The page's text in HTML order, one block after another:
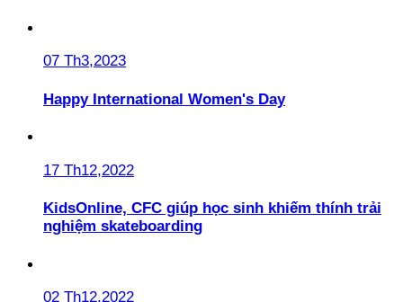
07 Th3,2023
Happy International Women's Day
17 Th12,2022
KidsOnline, CFC giúp học sinh khiếm thính trải
nghiệm skateboarding
02 Th12,2022